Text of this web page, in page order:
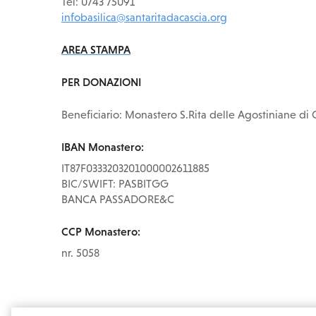
infobasilica@santaritadacascia.org
AREA STAMPA
PER DONAZIONI
Beneficiario: Monastero S.Rita delle Agostiniane di
IBAN Monastero:
IT87F0333203201000002611885
BIC/SWIFT: PASBITGG
BANCA PASSADORE&C
CCP Monastero:
nr. 5058